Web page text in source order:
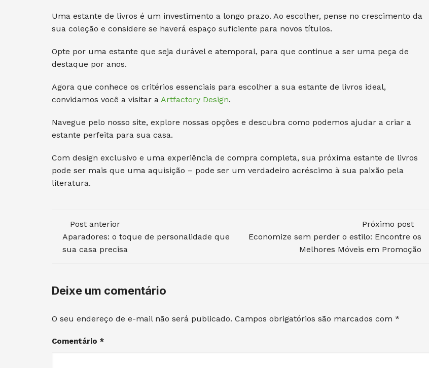
Uma estante de livros é um investimento a longo prazo. Ao escolher, pense no crescimento da
sua coleção e considere se haverá espaço suficiente para novos títulos.
Opte por uma estante que seja durável e atemporal, para que continue a ser uma peça de
destaque por anos.
Agora que conhece os critérios essenciais para escolher a sua estante de livros ideal,
convidamos você a visitar a Artfactory Design.
Navegue pelo nosso site, explore nossas opções e descubra como podemos ajudar a criar a
estante perfeita para sua casa.
Com design exclusivo e uma experiência de compra completa, sua próxima estante de livros
pode ser mais que uma aquisição – pode ser um verdadeiro acréscimo à sua paixão pela
literatura.
Navegação
de
post
Post anterior
Aparadores: o toque de personalidade que
sua casa precisa
Próximo post
Economize sem perder o estilo: Encontre os
Melhores Móveis em Promoção
Deixe um comentário
O seu endereço de e-mail não será publicado. Campos obrigatórios são marcados com *
Comentário *